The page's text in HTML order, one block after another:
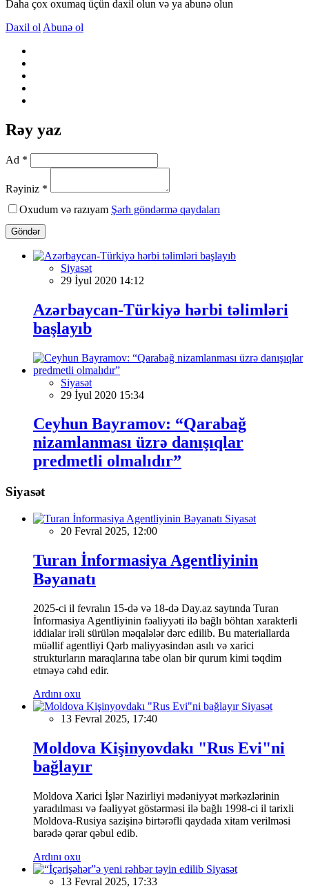
Daha çox oxumaq üçün daxil olun və ya abunə olun
Daxil ol Abunə ol
Rəy yaz
Ad *
Rəyiniz *
Oxudum və razıyam Şərh göndərmə qaydaları
Göndər
Siyasət
29 İyul 2020 14:12
Azərbaycan-Türkiyə hərbi təlimləri
başlayıb
Siyasət
29 İyul 2020 15:34
Ceyhun Bayramov: “Qarabağ
nizamlanması üzrə danışıqlar
predmetli olmalıdır”
Siyasət
Siyasət
20 Fevral 2025, 12:00
Turan İnformasiya Agentliyinin
Bəyanatı
2025-ci il fevralın 15-də və 18-də Day.az saytında Turan
İnformasiya Agentliyinin fəaliyyəti ilə bağlı böhtan xarakterli
iddialar irəli sürülən məqalələr dərc edilib. Bu materiallarda
müəllif agentliyi Qərb maliyyəsindən asılı və xarici
strukturların maraqlarına tabe olan bir qurum kimi təqdim
etməyə cəhd edir.
Ardını oxu
Siyasət
13 Fevral 2025, 17:40
Moldova Kişinyovdakı "Rus Evi"ni
bağlayır
Moldova Xarici İşlər Nazirliyi mədəniyyət mərkəzlərinin
yaradılması və fəaliyyət göstərməsi ilə bağlı 1998-ci il tarixli
Moldova-Rusiya sazişinə birtərəfli qaydada xitam verilməsi
barədə qərar qəbul edib.
Ardını oxu
Siyasət
13 Fevral 2025, 17:33